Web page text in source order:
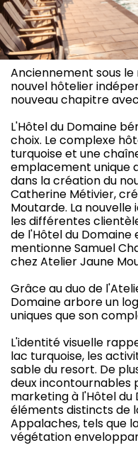
Anciennement sous
nouvel hôtelier
nouveau chapitre
L'Hôtel du Domaine
choix. Le complexe
turquoise et une
emplacement unique
dans la création du
Catherine Métivier,
Moutarde. La
les différentes
de l'Hôtel du
mentionne Samuel
chez Atelier Jaune
Grâce au duo de
Domaine arbore un
uniques que son
L'identité visuelle
lac turquoise, les
sable du resort. De
deux incontournables
marketing à l'Hôtel du
éléments distincts de
Appalaches, tels que
végétation